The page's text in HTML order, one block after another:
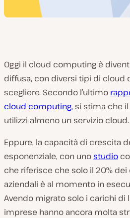
Oggi il cloud computing è
diffusa, con diversi tipi di cloud
scegliere. Secondo l’ultimo
cloud computing, si stima che
utilizzi almeno un servizio cloud.
Eppure, la capacità di crescita
esponenziale, con unostudio
che riferisce che solo il 20%
aziendali è al momento in
Avendo migrato solo i carichi di
imprese hanno ancora molta